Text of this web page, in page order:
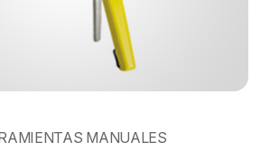
MANUALES